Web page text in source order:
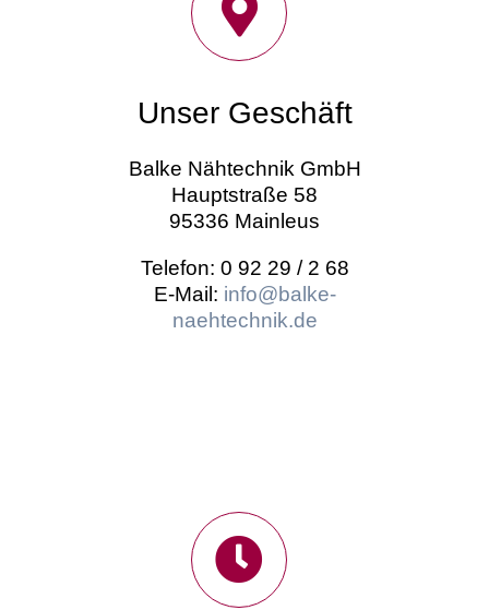
Unser Geschäft
Balke Nähtechnik GmbH
Hauptstraße 58
95336 Mainleus
Telefon: 0 92 29 / 2 68
E-Mail: info@balke-
naehtechnik.de